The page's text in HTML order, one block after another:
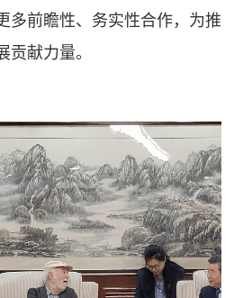
多前瞻性、务实性合作，为推
贡献力量。